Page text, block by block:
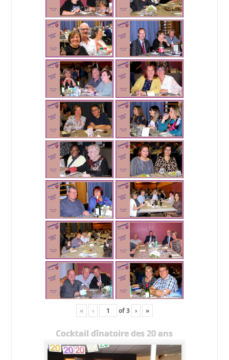
« ‹ of3 › »
Cocktail dînatoire des 20 ans